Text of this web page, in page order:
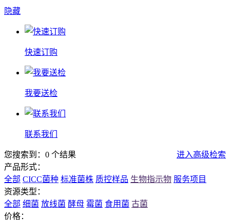
隐藏
快速订购
我要送检
联系我们
您搜索到：0 个结果
进入高级检索
产品形式：
全部 CICC菌种 标准菌株 质控样品 生物指示物 服务项目
资源类型：
全部 细菌 放线菌 酵母 霉菌 食用菌 古菌
价格：